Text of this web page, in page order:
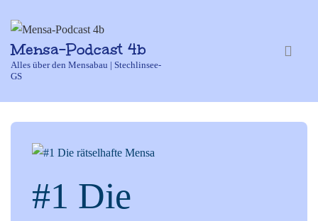
Zum
InhaltMensa-Podcast 4b
Alles über den Mensabau | Stechlinsee-
GS
#1 Die